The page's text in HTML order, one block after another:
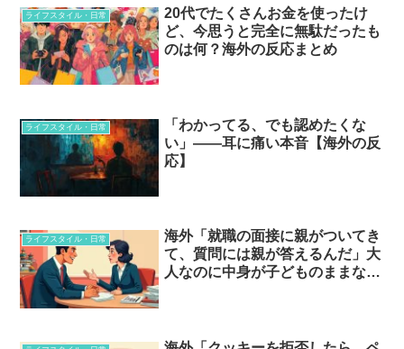
ライフスタイル・日常
20代でたくさんお金を使ったけ
ど、今思うと完全に無駄だったも
のは何？海外の反応まとめ
ライフスタイル・日常
「わかってる、でも認めたくな
い」——耳に痛い本音【海外の反
応】
ライフスタイル・日常
海外「就職の面接に親がついてき
て、質問には親が答えるんだ」大
人なのに中身が子どものままな人